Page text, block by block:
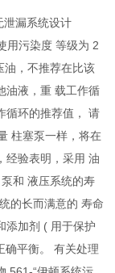
泄漏系统设计
用污染度 等级为 2
油，不推荐在比该
油液，重 载工作循
循环的推荐值， 请
柱塞泵一样，将在
经验表明，采用 油
和 液压系统的寿
的长而满意的 寿命
添加剂 ( 用于保护
确平衡。 有关处理